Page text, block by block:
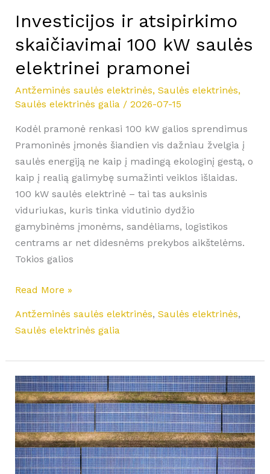
Investicijos ir atsipirkimo
skaičiavimai 100 kW saulės
elektrinei pramonei
Antžeminės saulės elektrinės, Saulės elektrinės,
Saulės elektrinės galia/ 2026-07-15
Kodėl pramonė renkasi 100 kW galios sprendimus
Pramoninės įmonės šiandien vis dažniau žvelgia į
saulės energiją ne kaip į madingą ekologinį gestą, o
kaip į realią galimybę sumažinti veiklos išlaidas.
100 kW saulės elektrinė – tai tas auksinis
viduriukas, kuris tinka vidutinio dydžio
gamybinėms įmonėms, sandėliams, logistikos
centrams ar net didesnėms prekybos aikštelėms.
Tokios galios
Read More »
Antžeminės saulės elektrinės, Saulės elektrinės,
Saulės elektrinės galia
Montavimo
sistemų-
K2
Systems
ir
Corab